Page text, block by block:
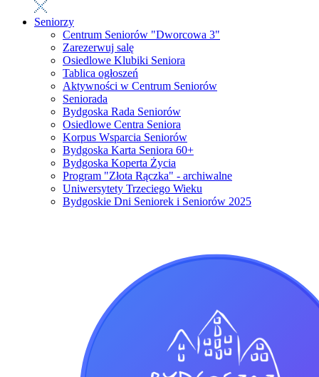
Seniorzy
Centrum Seniorów "Dworcowa 3"
Zarezerwuj salę
Osiedlowe Klubiki Seniora
Tablica ogłoszeń
Aktywności w Centrum Seniorów
Seniorada
Bydgoska Rada Seniorów
Osiedlowe Centra Seniora
Korpus Wsparcia Seniorów
Bydgoska Karta Seniora 60+
Bydgoska Koperta Życia
Program "Złota Rączka" - archiwalne
Uniwersytety Trzeciego Wieku
Bydgoskie Dni Seniorek i Seniorów 2025